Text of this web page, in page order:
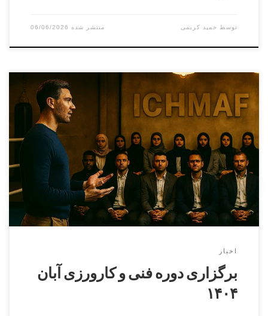
توسط حمید کریمی 06/06/2026
دوره کارورزی ( مربیگری عملی ) درجه ۳ الی درجه ۱
بخش آقایانمدرس : سامان ماله میرمسئول برگزاری : پرویز
بایرامی بخش بانوانمدرس : آزیتا موسویمسئول برگزاری : مائده
حسینی هوشیار دوره فنی دان۱الی دان ۵ بخش آقایانمدرس : علی
اصغر علویمسئول برگزاری : سامان ماله میر بخش بانوانمدرس :
آزیتا موسویمسئول برگزاری : مائده […]
اخبار
برگزاری دوره فنی و کارورزی آبان
۱۴۰۴